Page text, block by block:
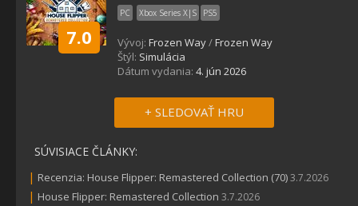
7.0
PC Xbox Series X|S PS5
Vývoj: Frozen Way/Frozen Way
Štýl: Simulácia
Dátum vydania: 4. jún 2026
+ SLEDOVAŤ HRU
SÚVISIACE ČLÁNKY:
| Recenzia: House Flipper: Remastered Collection (70)3.7.2026
| House Flipper: Remastered Collection 3.7.2026